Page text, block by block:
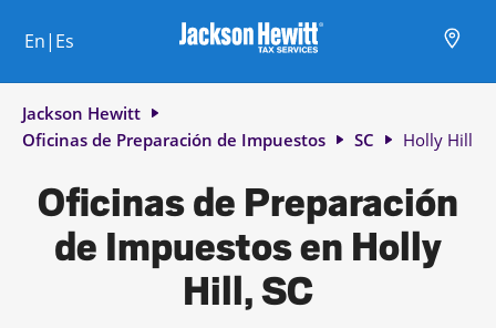
En|Es
Jackson Hewitt
Oficinas de Preparación de Impuestos
SC Holly Hill
Oficinas de Preparación
de Impuestos en Holly
Hill, SC